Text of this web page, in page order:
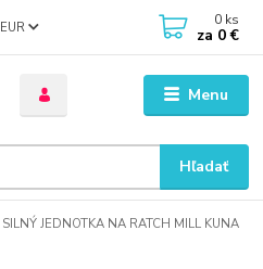
Menu
EUR
Hľadať
0 ks
za 0 €
SILNÝ JEDNOTKA NA RATCH MILL KUNA